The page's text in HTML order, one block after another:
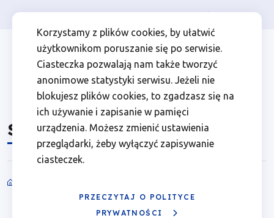
Korzystamy z plików cookies, by ułatwić
użytkownikom poruszanie się po serwisie.
Ciasteczka pozwalają nam także tworzyć
anonimowe statystyki serwisu. Jeżeli nie
blokujesz plików cookies, to zgadzasz się na
ich używanie i zapisanie w pamięci
urządzenia. Możesz zmienić ustawienia
przeglądarki, żeby wyłączyć zapisywanie
ciasteczek.
PRZECZYTAJ O POLITYCE
PRYWATNOŚCI
Systemy
informatyczne
Fundusze
Europejskie
dla
Wielkopolski
Przejdź
głównej
nawigacji
Przejdź
wyszukiwarki
Przejdź
zawartości
strony
Przejdź
stopki
Menu
Header
Top
Osoba prywatna Firma
Menu
top
left
Systemy informatyczne